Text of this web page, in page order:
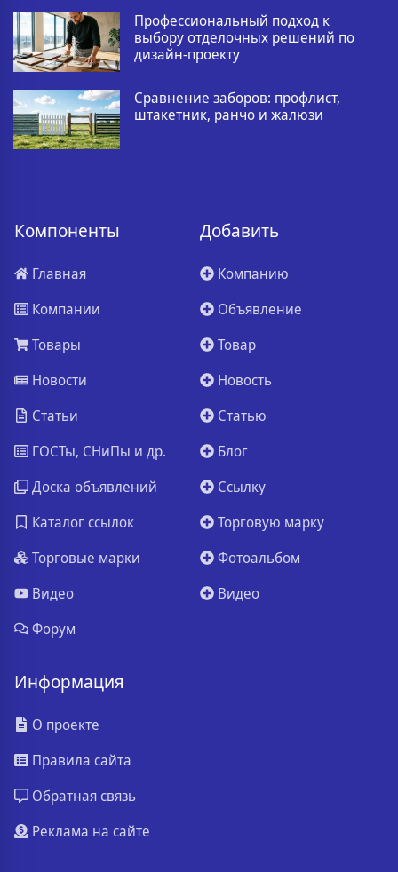
Профессиональный подход к
выбору отделочных решений по
дизайн-проекту
Сравнение заборов: профлист,
штакетник, ранчо и жалюзи
Компоненты
Главная
Компании
Товары
Новости
Статьи
ГОСТы, СНиПы и др.
Доска объявлений
Каталог ссылок
Торговые марки
Видео
Форум
Добавить
Компанию
Объявление
Товар
Новость
Статью
Блог
Ссылку
Торговую марку
Фотоальбом
Видео
Информация
О проекте
Правила сайта
Обратная связь
Реклама на сайте